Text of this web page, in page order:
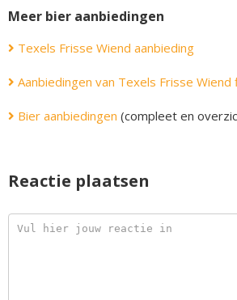
Meer bier aanbiedingen
Texels Frisse Wiend aanbieding
Aanbiedingen van Texels Frisse Wiend
Bier aanbiedingen (compleet en
Reactie plaatsen